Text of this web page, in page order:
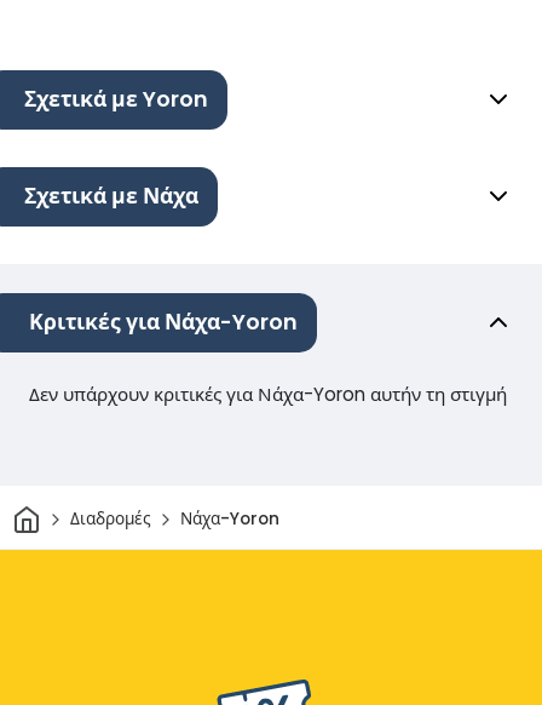
Σχετικά με Yoron
Σχετικά με Νάχα
Κριτικές για Νάχα-Yoron
Δεν υπάρχουν κριτικές για Νάχα-Yoron αυτήν τη στιγμή
ΣπίτιΔιαδρομές Νάχα-Yoron